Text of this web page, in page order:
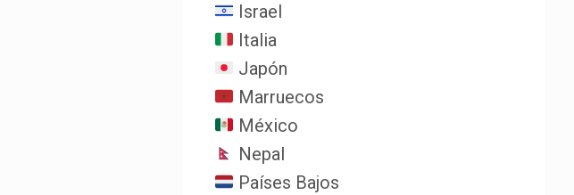
Israel
Italia
Japón
Marruecos
México
Nepal
Países Bajos